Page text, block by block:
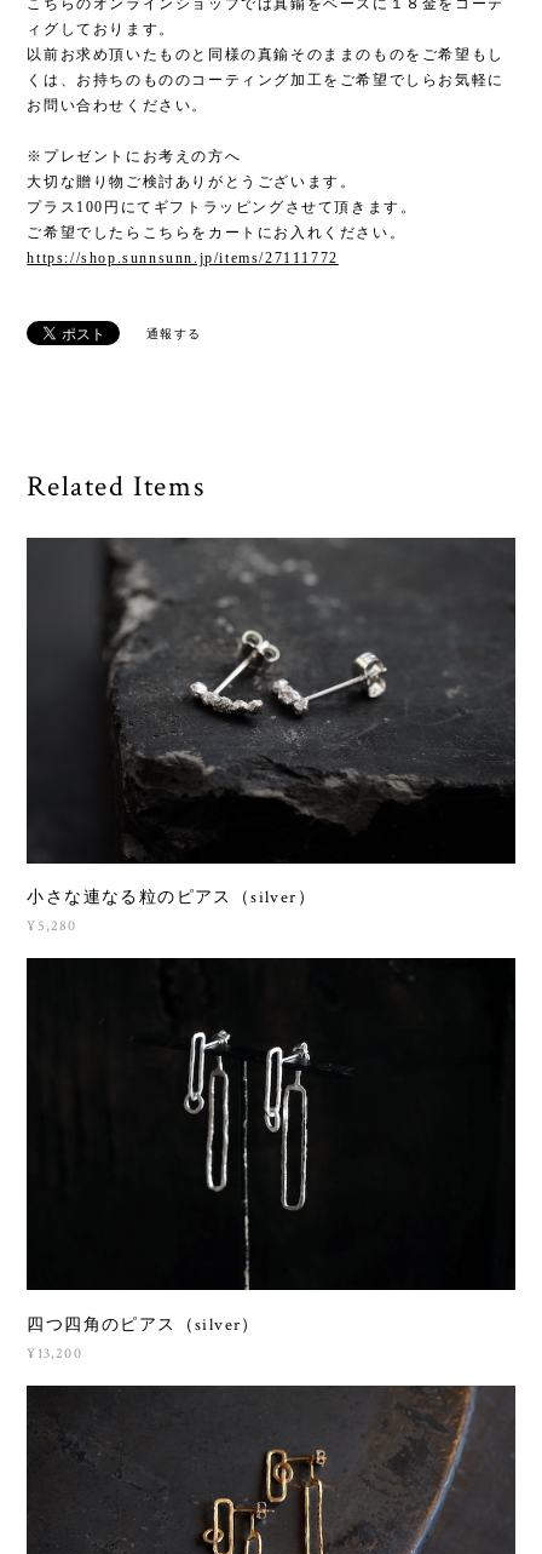
こちらのオンラインショップでは真鍮をベースに１８金をコーテ
ィグしております。
以前お求め頂いたものと同様の真鍮そのままのものをご希望もし
くは、お持ちのもののコーティング加工をご希望でしらお気軽に
お問い合わせください。
※プレゼントにお考えの方へ
大切な贈り物ご検討ありがとうございます。
プラス100円にてギフトラッピングさせて頂きます。
ご希望でしたらこちらをカートにお入れください。
https://shop.sunnsunn.jp/items/27111772
通報する
Related Items
小さな連なる粒のピアス（silver）
¥5,280
四つ四角のピアス（silver）
¥13,200